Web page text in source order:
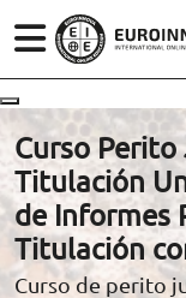
ÁREAS
ESTUDIOS
CONOCE
CONTACTO
(+34)958 050 200
900 831 200
Curso
Titulación
de Informes
Titulación
Curso de perito